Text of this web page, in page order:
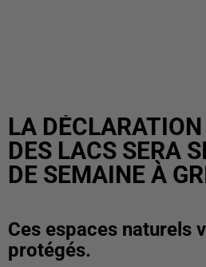
LA
DES LACS SERA
DE SEMAINE À
Ces espaces naturels
protégés.